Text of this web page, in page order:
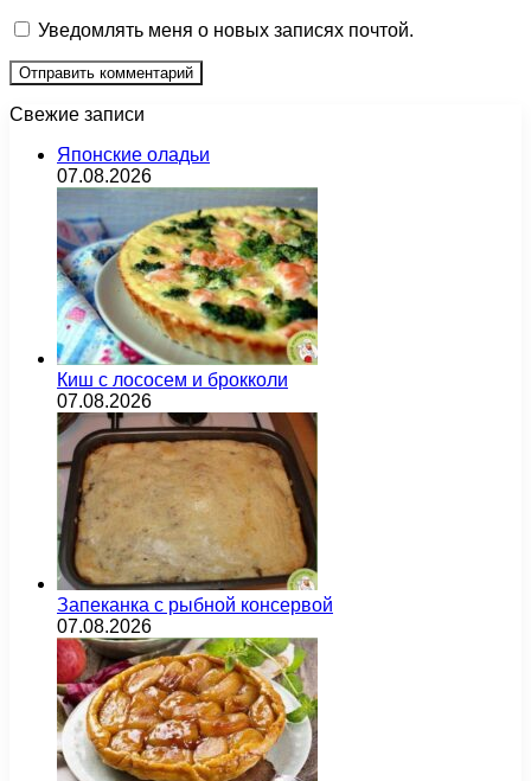
Уведомлять меня о новых записях почтой.
Свежие записи
Японские оладьи
07.08.2026
Киш с лососем и брокколи
07.08.2026
Запеканка с рыбной консервой
07.08.2026